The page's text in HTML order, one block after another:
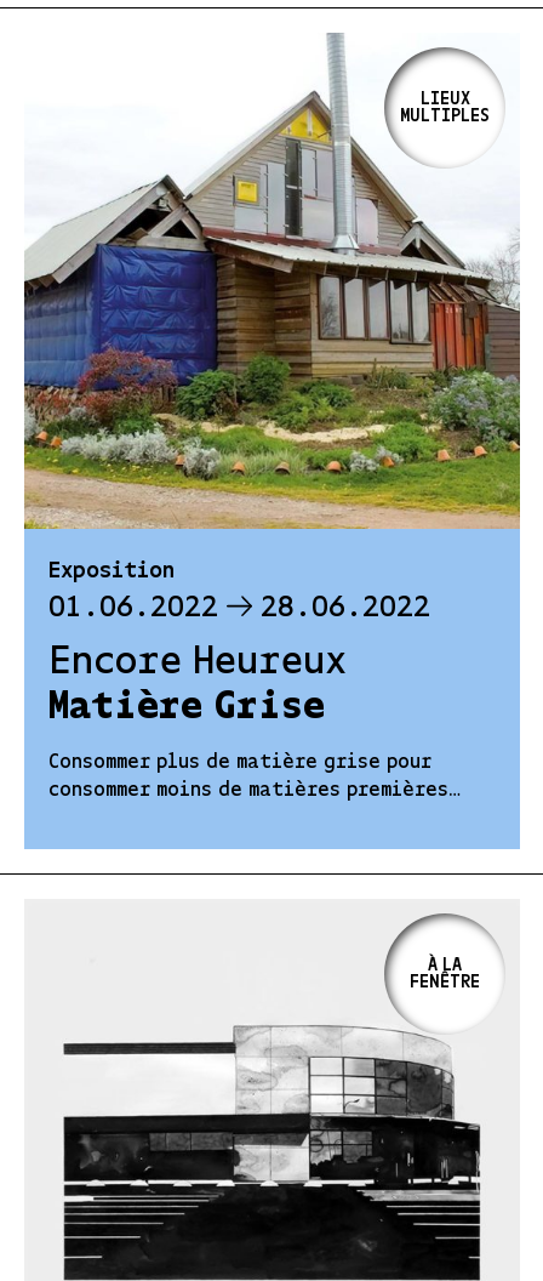
Exposition
01.06.2022 28.06.2022
Encore Heureux
Matière Grise
Consommer plus de matière grise pour
consommer moins de matières premières…
LIEUX
MULTIPLES
À LA
FENÊTRE